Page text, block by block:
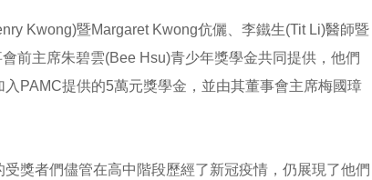
Kwong)暨Margaret Kwong伉儷、李鐵生(Tit Li)醫師暨
前主席朱碧雲(Bee Hsu)青少年獎學金共同提供，他們
PAMC提供的5萬元獎學金，並由其董事會主席梅國璋
獎者們儘管在高中階段歷經了新冠疫情，仍展現了他們